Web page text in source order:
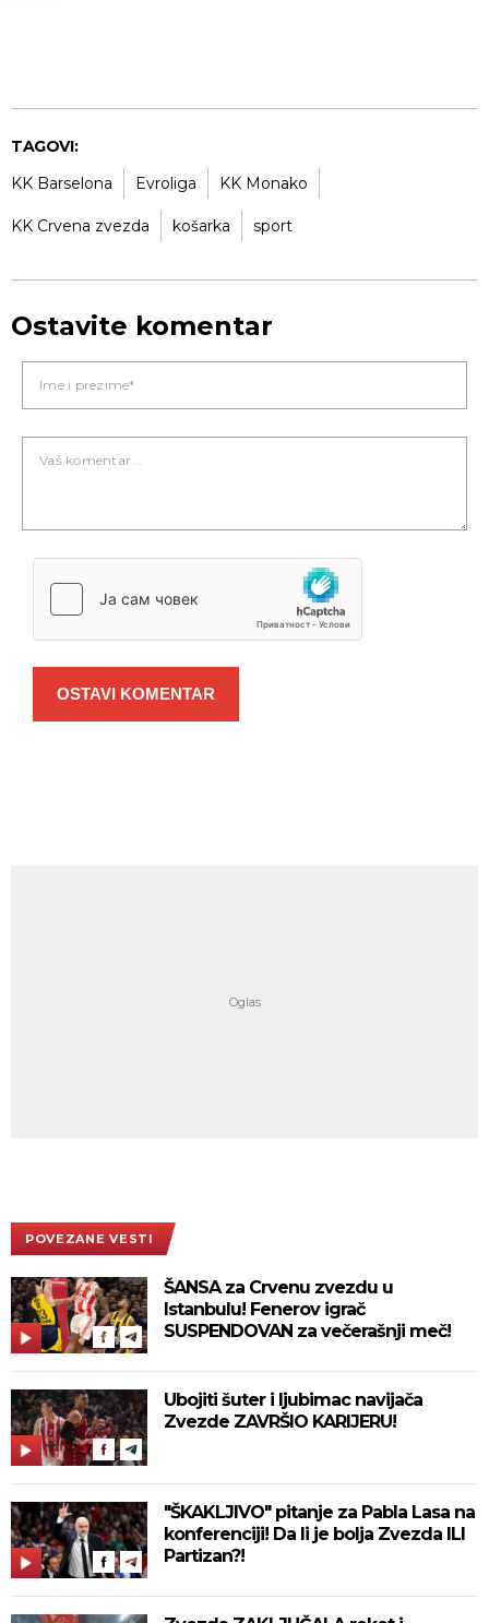
TAGOVI:
KK Barselona
Evroliga KK Monako
KK Crvena zvezda košarka sport
Ostavite komentar
OSTAVI KOMENTAR
POVEZANE VESTI
ŠANSA za Crvenu zvezdu u
Istanbulu! Fenerov igrač
SUSPENDOVAN za večerašnji meč!
Ubojiti šuter i ljubimac navijača
Zvezde ZAVRŠIO KARIJERU!
"ŠKAKLJIVO" pitanje za Pabla Lasa na
konferenciji! Da li je bolja Zvezda ILI
Partizan?!